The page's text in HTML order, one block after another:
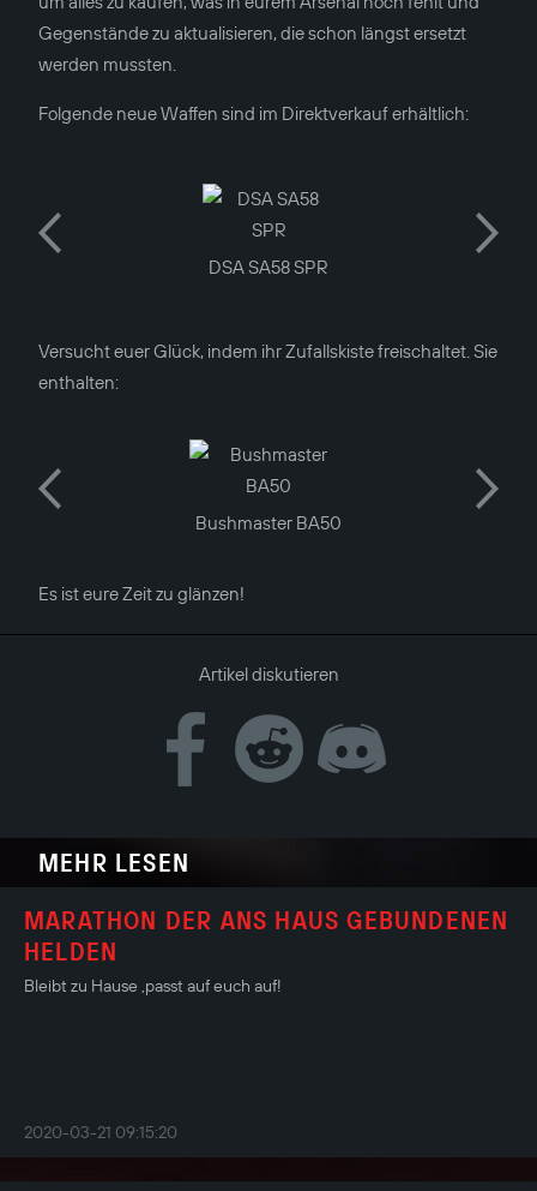
Gegenstände zu aktualisieren, die schon längst ersetzt
werden mussten.
Folgende neue Waffen sind im Direktverkauf erhältlich:
DSA SA58 SPR
Versucht euer Glück, indem ihr Zufallskiste freischaltet. Sie
enthalten:
Bushmaster BA50
Es ist eure Zeit zu glänzen!
Artikel diskutieren
MEHR LESEN
MARATHON DER ANS HAUS GEBUNDENEN
HELDEN
Bleibt zu Hause ,passt auf euch auf!
2020-03-21 09:15:20